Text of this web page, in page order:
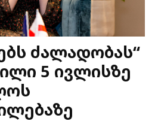
ძალადობას“
5 ივლისზე